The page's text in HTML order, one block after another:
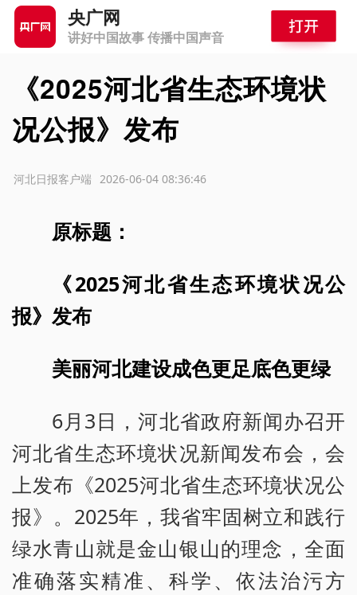
央广网
讲好中国故事 传播中国声音
《2025河北省生态环境状
况公报》发布
2026-06-04 08:36:46
河北日报客户端
原标题：
《2025河北省生态环境状况公
报》发布
美丽河北建设成色更足底色更绿
6月3日，河北省政府新闻办召开
河北省生态环境状况新闻发布会，会
上发布《2025河北省生态环境状况公
报》。2025年，我省牢固树立和践行
绿水青山就是金山银山的理念，全面
准确落实精准、科学、依法治污方